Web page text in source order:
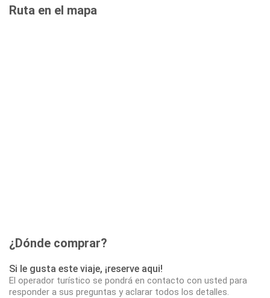
Ruta en el mapa
¿Dónde comprar?
Si le gusta este viaje, ¡reserve aqui!
El operador turístico se pondrá en contacto con usted para
responder a sus preguntas y aclarar todos los detalles.